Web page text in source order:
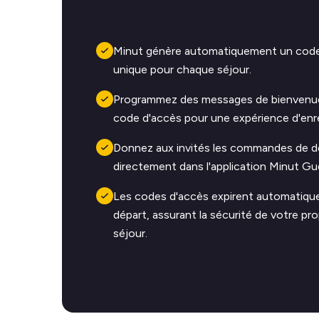
Minut génère automatiquement un
unique pour chaque séjour.
Programmez des messages de
code d'accès pour une expérience
Donnez aux invités les commandes de
directement dans l'application Minut
Les codes d'accès expirent
départ, assurant la sécurité de votre
séjour.